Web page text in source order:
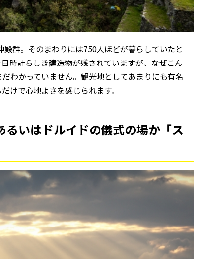
群。そのまわりには750人ほどが暮らしていたと
時計らしき建造物が残されていますが、なぜこん
わかっていません。観光地としてあまりにも有名
けで心地よさを感じられます。
るいはドルイドの儀式の場か「ス